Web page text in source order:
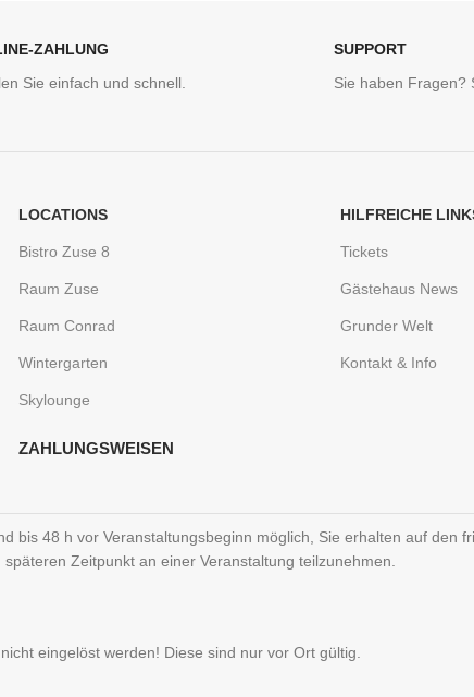
ZAHLUNG
Sie einfach und schnell.
SUPPORT
Sie haben Fragen?
LOCATIONS
Bistro Zuse 8
Raum Zuse
Raum Conrad
Wintergarten
Skylounge
HILFREICHE
Tickets
Gästehaus News
Grunder Welt
Kontakt & Info
ZAHLUNGSWEISEN
bis 48 h vor Veranstaltungsbeginn möglich, Sie erhalten auf den
Zeitpunkt an einer Veranstaltung teilzunehmen.
eingelöst werden! Diese sind nur vor Ort gültig.